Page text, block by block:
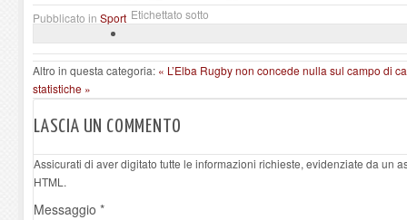
Pubblicato in Sport Etichettato sotto
Altro in questa categoria: « L’Elba Rugby non concede nulla sul campo di
statistiche »
LASCIA UN COMMENTO
Assicurati di aver digitato tutte le informazioni richieste, evidenziate da un
HTML.
Messaggio *